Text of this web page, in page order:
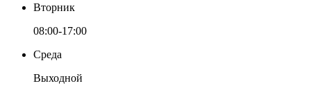
Вторник
08:00-17:00
Среда
Выходной